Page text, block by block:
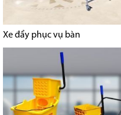
Xe đẩy phục vụ bàn